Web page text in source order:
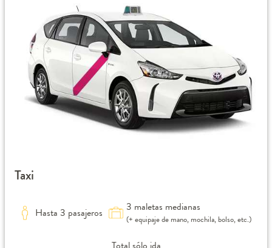
Taxi
Hasta 3 pasajeros 3 maletas medianas
(+ equipaje de mano, mochila, bolso, etc.)